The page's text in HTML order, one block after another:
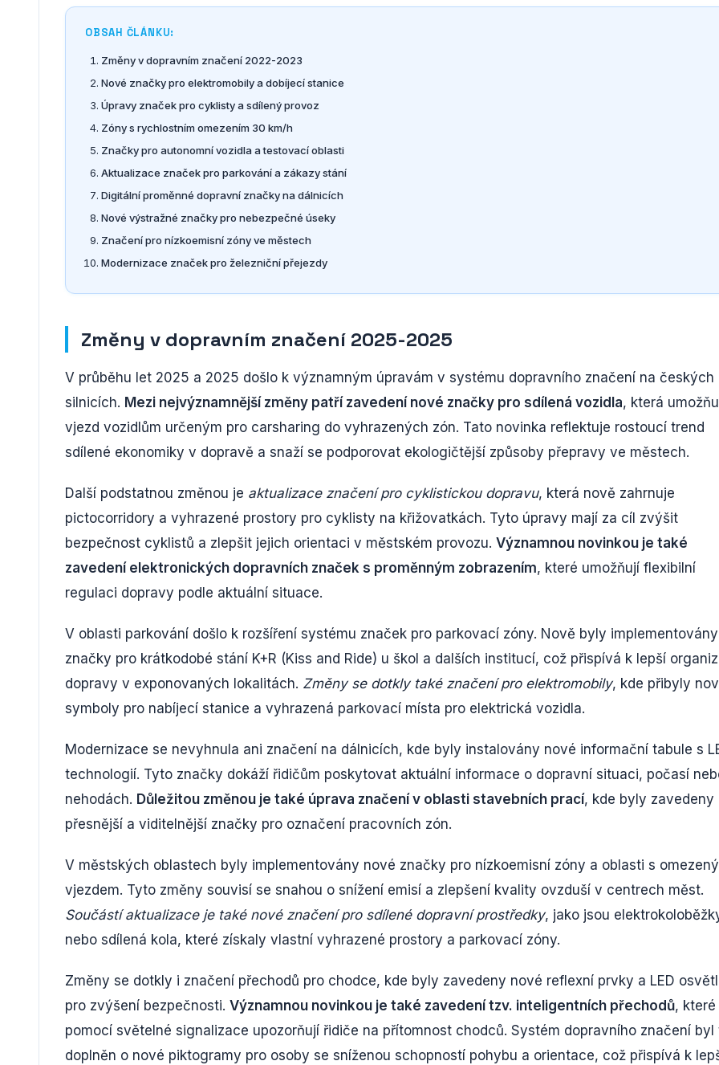
OBSAH ČLÁNKU:
Změny v dopravním značení 2022-2023
Nové značky pro elektromobily a dobíjecí stanice
Úpravy značek pro cyklisty a sdílený provoz
Zóny s rychlostním omezením 30 km/h
Značky pro autonomní vozidla a testovací oblasti
Aktualizace značek pro parkování a zákazy stání
Digitální proměnné dopravní značky na dálnicích
Nové výstražné značky pro nebezpečné úseky
Značení pro nízkoemisní zóny ve městech
Modernizace značek pro železniční přejezdy
Změny v dopravním značení 2025-2025
V průběhu let 2025 a 2025 došlo k významným úpravám v systému dopravního značení na českých
silnicích. Mezi nejvýznamnější změny patří zavedení nové značky pro sdílená vozidla, která
vjezd vozidlům určeným pro carsharing do vyhrazených zón. Tato novinka reflektuje rostoucí trend
sdílené ekonomiky v dopravě a snaží se podporovat ekologičtější způsoby přepravy ve městech.
Další podstatnou změnou je aktualizace značení pro cyklistickou dopravu, která nově zahrnuje
pictocorridory a vyhrazené prostory pro cyklisty na křižovatkách. Tyto úpravy mají za cíl zvýšit
bezpečnost cyklistů a zlepšit jejich orientaci v městském provozu. Významnou novinkou je také
zavedení elektronických dopravních značek s proměnným zobrazením, které umožňují flexibilní
regulaci dopravy podle aktuální situace.
V oblasti parkování došlo k rozšíření systému značek pro parkovací zóny. Nově byly implementovány
značky pro krátkodobé stání K+R (Kiss and Ride) u škol a dalších institucí, což přispívá k lepší
dopravy v exponovaných lokalitách. Změny se dotkly také značení pro elektromobily, kde přibyly
symboly pro nabíjecí stanice a vyhrazená parkovací místa pro elektrická vozidla.
Modernizace se nevyhnula ani značení na dálnicích, kde byly instalovány nové informační tabule s
technologií. Tyto značky dokáží řidičům poskytovat aktuální informace o dopravní situaci, počasí
nehodách. Důležitou změnou je také úprava značení v oblasti stavebních prací, kde byly zavedeny
přesnější a viditelnější značky pro označení pracovních zón.
V městských oblastech byly implementovány nové značky pro nízkoemisní zóny a oblasti s
vjezdem. Tyto změny souvisí se snahou o snížení emisí a zlepšení kvality ovzduší v centrech měst.
Součástí aktualizace je také nové značení pro sdílené dopravní prostředky, jako jsou
nebo sdílená kola, které získaly vlastní vyhrazené prostory a parkovací zóny.
Změny se dotkly i značení přechodů pro chodce, kde byly zavedeny nové reflexní prvky a LED
pro zvýšení bezpečnosti. Významnou novinkou je také zavedení tzv. inteligentních přechodů, které
pomocí světelné signalizace upozorňují řidiče na přítomnost chodců. Systém dopravního značení byl
doplněn o nové piktogramy pro osoby se sníženou schopností pohybu a orientace, což přispívá k